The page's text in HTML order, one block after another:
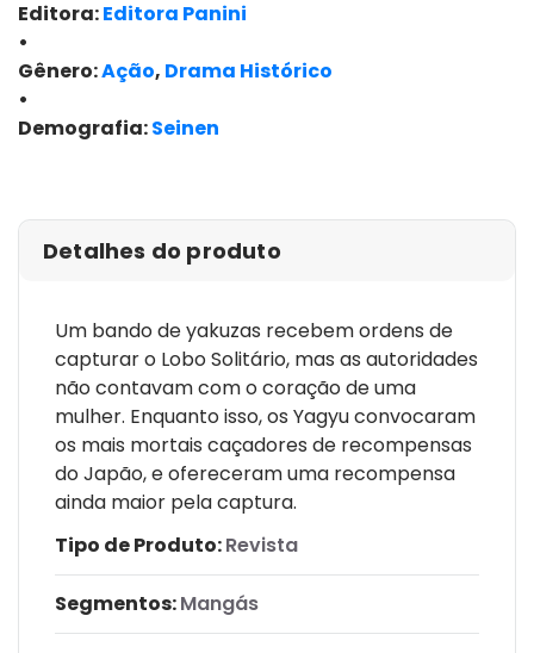
Editora:Editora Panini
•
Gênero:Ação, Drama Histórico
•
Demografia:Seinen
Detalhes do produto
Um bando de yakuzas recebem ordens de
capturar o Lobo Solitário, mas as autoridades
não contavam com o coração de uma
mulher. Enquanto isso, os Yagyu convocaram
os mais mortais caçadores de recompensas
do Japão, e ofereceram uma recompensa
ainda maior pela captura.
Tipo de Produto:Revista
Segmentos:Mangás